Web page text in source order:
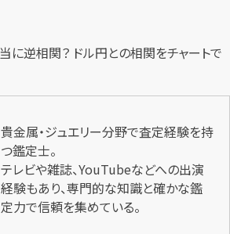
貴金属・ジュエリー分野で査定経験を持
つ鑑定士。
テレビや雑誌、YouTubeなどへの出演
経験もあり、専門的な知識と確かな鑑
定力で信頼を集めている。